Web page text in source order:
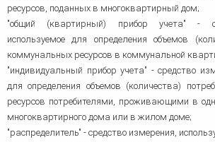
ресурсов, поданных в многоквартирный дом;
"общий (квартирный) прибор учета" -
используемое для определения объемов
коммунальных ресурсов в коммунальной
"индивидуальный прибор учета" - средство
для определения объемов (количества)
ресурсов потребителями, проживающими в
многоквартирного дома или в жилом доме;
"распределитель" - средство измерения,